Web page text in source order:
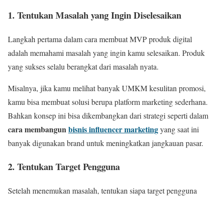
1. Tentukan Masalah yang Ingin Diselesaikan
Langkah pertama dalam cara membuat MVP produk digital
adalah memahami masalah yang ingin kamu selesaikan. Produk
yang sukses selalu berangkat dari masalah nyata.
Misalnya, jika kamu melihat banyak UMKM kesulitan promosi,
kamu bisa membuat solusi berupa platform marketing sederhana.
Bahkan konsep ini bisa dikembangkan dari strategi seperti dalam
cara membangun bisnis influencer marketingyang saat ini
banyak digunakan brand untuk meningkatkan jangkauan pasar.
2. Tentukan Target Pengguna
Setelah menemukan masalah, tentukan siapa target pengguna